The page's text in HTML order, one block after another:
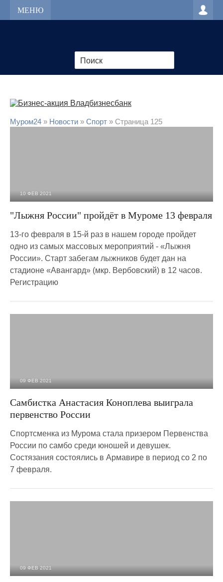
МЕНЮ
Муром24 » Новости » Cпорт » Страница 125
10 ФЕВ 2021
"Лыжня России" пройдёт в Муроме 13 февраля
13-го февраля в 15-й раз в нашем городе пройдет
одно из самых массовых мероприятий - «Лыжня
России». Старт забегам лыжников будет дан на
стадионе «Авангард» (мкр. Вербовский) в 12 часов.
Регистрацию
09 ФЕВ 2021
Самбистка Анастасия Коноплева выиграла
первенство России
Спортсменка из Мурома стала призером Первенства
России по самбо среди юношей и девушек.
Состязания состоялись в Армавире в период со 2 по
7 февраля.
09 ФЕВ 2021